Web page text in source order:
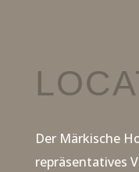
Der Märkische
repräsentatives